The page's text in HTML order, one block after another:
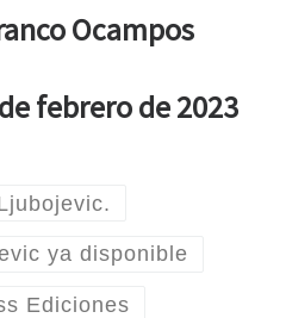
Ocampos
febrero de 2023
ya disponible
Ediciones